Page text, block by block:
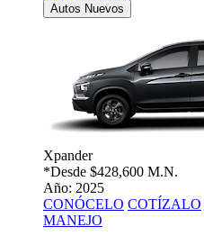
Autos Nuevos
Xpander
*Desde $428,600 M.N.
Año: 2025
CONÓCELO COTÍZALO
MANEJO